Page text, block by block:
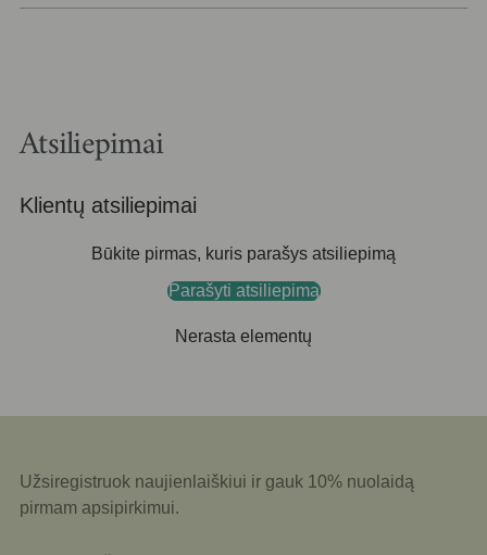
Atsiliepimai
Klientų atsiliepimai
Būkite pirmas, kuris parašys atsiliepimą
Parašyti atsiliepimą
Nerasta elementų
Užsiregistruok naujienlaiškiui ir gauk 10% nuolaidą
pirmam apsipirkimui.